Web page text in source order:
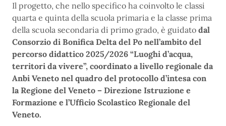
Il progetto, che nello specifico ha coinvolto le classi
quarta e quinta della scuola primaria e la classe prima
della scuola secondaria di primo grado, è guidato dal
Consorzio di Bonifica Delta del Po nell’ambito del
percorso didattico 2025/2026 “Luoghi d’acqua,
territori da vivere”, coordinato a livello regionale da
Anbi Veneto nel quadro del protocollo d’intesa con
la Regione del Veneto – Direzione Istruzione e
Formazione e l’Ufficio Scolastico Regionale del
Veneto.